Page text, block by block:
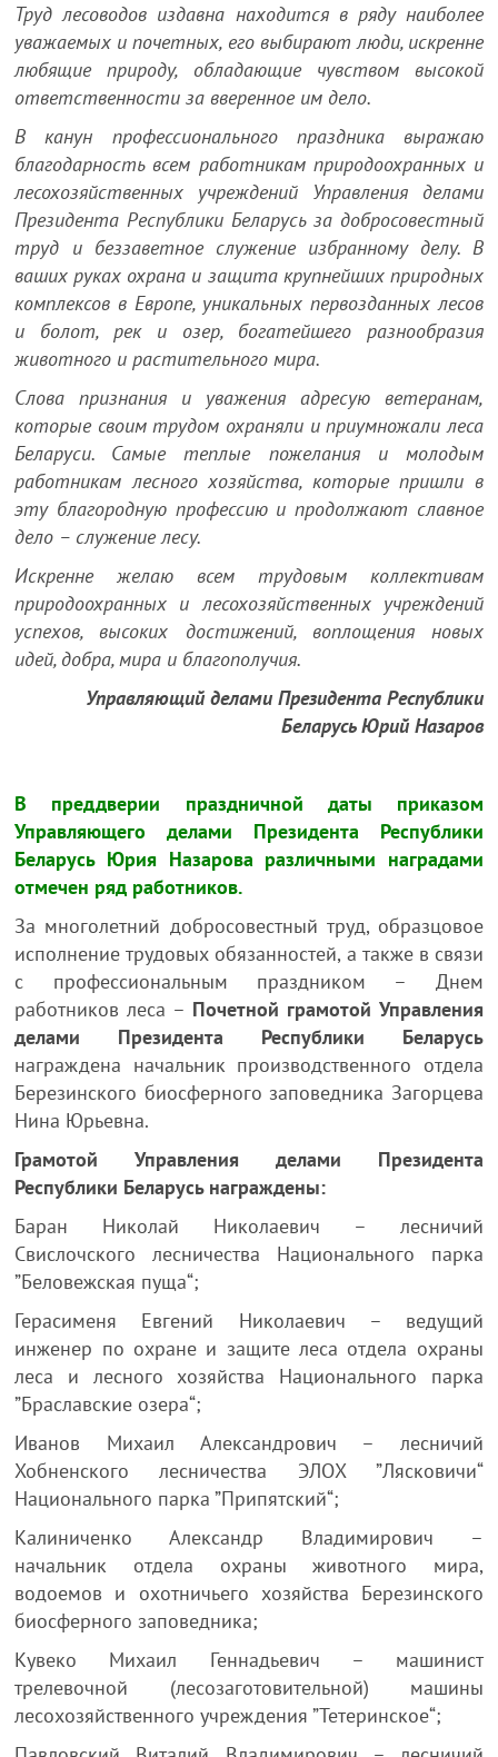
Труд лесоводов издавна находится в ряду наиболее
уважаемых и почетных, его выбирают люди, искренне
любящие природу, обладающие чувством высокой
ответственности за вверенное им дело.
В канун профессионального праздника выражаю
благодарность всем работникам природоохранных и
лесохозяйственных учреждений Управления делами
Президента Республики Беларусь за добросовестный
труд и беззаветное служение избранному делу. В
ваших руках охрана и защита крупнейших природных
комплексов в Европе, уникальных первозданных лесов
и болот, рек и озер, богатейшего разнообразия
животного и растительного мира.
Слова признания и уважения адресую ветеранам,
которые своим трудом охраняли и приумножали леса
Беларуси. Самые теплые пожелания и молодым
работникам лесного хозяйства, которые пришли в
эту благородную профессию и продолжают славное
дело – служение лесу.
Искренне желаю всем трудовым коллективам
природоохранных и лесохозяйственных учреждений
успехов, высоких достижений, воплощения новых
идей, добра, мира и благополучия.
Управляющий делами Президента Республики
Беларусь Юрий Назаров
В преддверии праздничной даты приказом
Управляющего делами Президента Республики
Беларусь Юрия Назарова различными наградами
отмечен ряд работников.
За многолетний добросовестный труд, образцовое
исполнение трудовых обязанностей, а также в связи
с профессиональным праздником – Днем
работников леса – Почетной грамотой Управления
делами Президента Республики Беларусь
награждена начальник производственного отдела
Березинского биосферного заповедника Загорцева
Нина Юрьевна.
Грамотой Управления делами Президента
Республики Беларусь награждены:
Баран Николай Николаевич – лесничий
Свислочского лесничества Национального парка
”Беловежская пуща“;
Герасименя Евгений Николаевич – ведущий
инженер по охране и защите леса отдела охраны
леса и лесного хозяйства Национального парка
”Браславские озера“;
Иванов Михаил Александрович – лесничий
Хобненского лесничества ЭЛОХ ”Лясковичи“
Национального парка ”Припятский“;
Калиниченко Александр Владимирович –
начальник отдела охраны животного мира,
водоемов и охотничьего хозяйства Березинского
биосферного заповедника;
Кувеко Михаил Геннадьевич – машинист
трелевочной (лесозаготовительной) машины
лесохозяйственного учреждения ”Тетеринское“;